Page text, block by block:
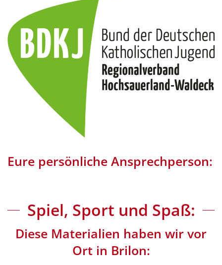
Eure persönliche Ansprechperson:
Spiel, Sport und Spaß:
Diese Materialien haben wir vor
Ort in Brilon: